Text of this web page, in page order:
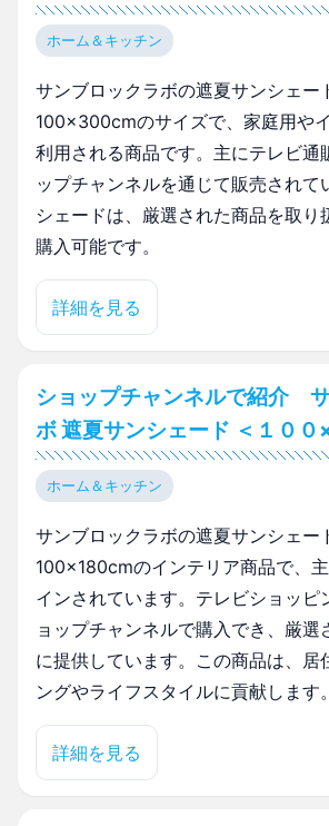
ホーム＆キッチン
サンブロックラボの遮夏サンシェー
100×300cmのサイズで、家庭用や
利用される商品です。主にテレビ通
ップチャンネルを通じて販売されて
シェードは、厳選された商品を取り
購入可能です。
詳細を見る
ショップチャンネルで紹介
ボ 遮夏サンシェード ＜１００
ホーム＆キッチン
サンブロックラボの遮夏サンシェー
100×180cmのインテリア商品で、
インされています。テレビショッピ
ョップチャンネルで購入でき、厳選
に提供しています。この商品は、居
ングやライフスタイルに貢献します。
詳細を見る